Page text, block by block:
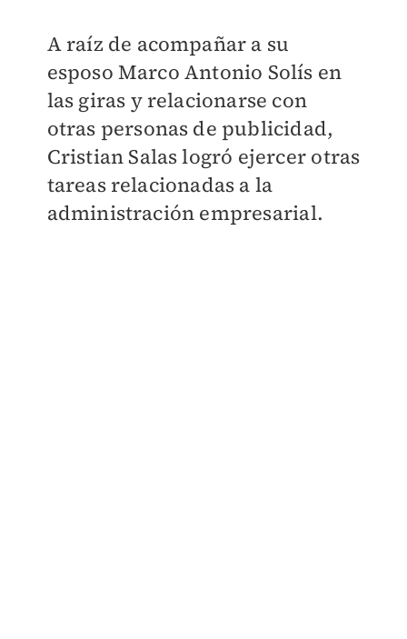
A raíz de acompañar a su
esposo Marco Antonio Solís en
las giras y relacionarse con
otras personas de publicidad,
Cristian Salas logró ejercer otras
tareas relacionadas a la
administración empresarial.